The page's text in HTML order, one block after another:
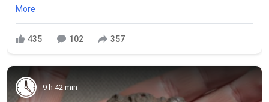
More
435 102 357
9 h 42 min